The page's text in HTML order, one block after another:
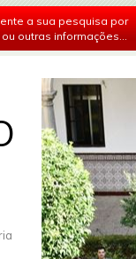
a sua pesquisa por
outras informações...